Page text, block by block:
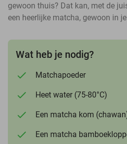
gewoon thuis? Dat kan, met de
een heerlijke matcha, gewoon in
Wat heb je nodig?
Matchapoeder
Heet water (75-80°C)
Een matcha kom
Een matcha